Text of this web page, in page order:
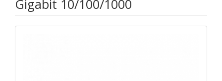
Gigabit 10/100/1000